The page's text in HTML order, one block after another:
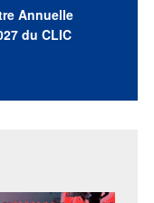
Annuelle
du CLIC